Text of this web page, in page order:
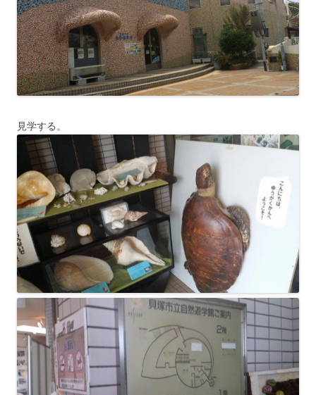
見学する。